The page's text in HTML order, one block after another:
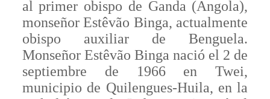
al primer obispo de Ganda (Angola),
monseñor Estêvão Binga, actualmente
obispo auxiliar de Benguela.
Monseñor Estêvão Binga nació el 2 de
septiembre de 1966 en Twei,
municipio de Quilengues-Huila, en la